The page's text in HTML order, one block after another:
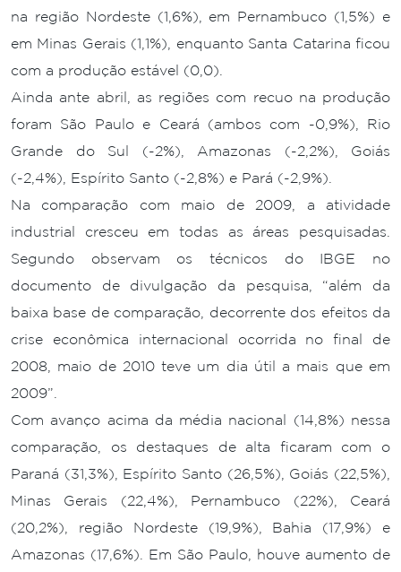
na região Nordeste (1,6%), em Pernambuco (1,5%) e
em Minas Gerais (1,1%), enquanto Santa Catarina ficou
com a produção estável (0,0).
Ainda ante abril, as regiões com recuo na produção
foram São Paulo e Ceará (ambos com -0,9%), Rio
Grande do Sul (-2%), Amazonas (-2,2%), Goiás
(-2,4%), Espírito Santo (-2,8%) e Pará (-2,9%).
Na comparação com maio de 2009, a atividade
industrial cresceu em todas as áreas pesquisadas.
Segundo observam os técnicos do IBGE no
documento de divulgação da pesquisa, “além da
baixa base de comparação, decorrente dos efeitos da
crise econômica internacional ocorrida no final de
2008, maio de 2010 teve um dia útil a mais que em
2009”.
Com avanço acima da média nacional (14,8%) nessa
comparação, os destaques de alta ficaram com o
Paraná (31,3%), Espírito Santo (26,5%), Goiás (22,5%),
Minas Gerais (22,4%), Pernambuco (22%), Ceará
(20,2%), região Nordeste (19,9%), Bahia (17,9%) e
Amazonas (17,6%). Em São Paulo, houve aumento de